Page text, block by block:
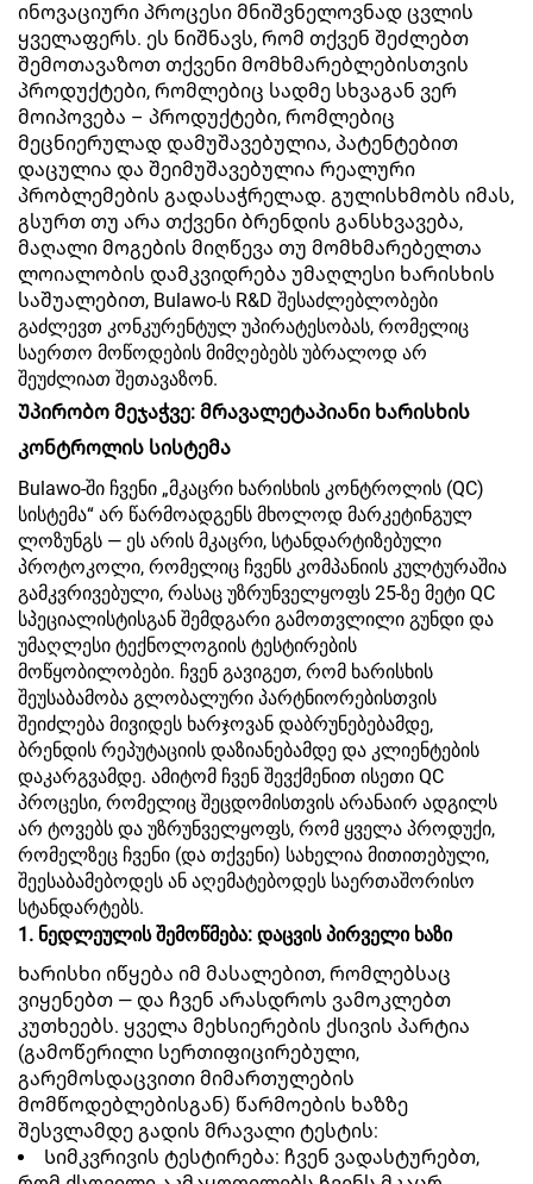
ინოვაციური პროცესი მნიშვნელოვნად ცვლის
ყველაფერს. ეს ნიშნავს, რომ თქვენ შეძლებთ
შემოთავაზოთ თქვენი მომხმარებლებისთვის
პროდუქტები, რომლებიც სადმე სხვაგან ვერ
მოიპოვება – პროდუქტები, რომლებიც
მეცნიერულად დამუშავებულია, პატენტებით
დაცულია და შეიმუშავებულია რეალური
პრობლემების გადასაჭრელად. გულისხმობს იმას,
გსურთ თუ არა თქვენი ბრენდის განსხვავება,
მაღალი მოგების მიღწევა თუ მომხმარებელთა
ლოიალობის დამკვიდრება უმაღლესი ხარისხის
საშუალებით, Bulawo-ს R&D შესაძლებლობები
გაძლევთ კონკურენტულ უპირატესობას, რომელიც
საერთო მოწოდების მიმღებებს უბრალოდ არ
შეუძლიათ შეთავაზონ.
Უპირობო მეჯაჭვე: მრავალეტაპიანი ხარისხის
კონტროლის სისტემა
Bulawo-ში ჩვენი „მკაცრი ხარისხის კონტროლის (QC)
სისტემა“ არ წარმოადგენს მხოლოდ მარკეტინგულ
ლოზუნგს — ეს არის მკაცრი, სტანდარტიზებული
პროტოკოლი, რომელიც ჩვენს კომპანიის კულტურაშია
გამკვრივებული, რასაც უზრუნველყოფს 25-ზე მეტი QC
სპეციალისტისგან შემდგარი გამოთვლილი გუნდი და
უმაღლესი ტექნოლოგიის ტესტირების
მოწყობილობები. ჩვენ გავიგეთ, რომ ხარისხის
შეუსაბამობა გლობალური პარტნიორებისთვის
შეიძლება მივიდეს ხარჯოვან დაბრუნებებამდე,
ბრენდის რეპუტაციის დაზიანებამდე და კლიენტების
დაკარგვამდე. ამიტომ ჩვენ შევქმენით ისეთი QC
პროცესი, რომელიც შეცდომისთვის არანაირ ადგილს
არ ტოვებს და უზრუნველყოფს, რომ ყველა პროდუქი,
რომელზეც ჩვენი (და თქვენი) სახელია მითითებული,
შეესაბამებოდეს ან აღემატებოდეს საერთაშორისო
სტანდარტებს.
1. ნედლეულის შემოწმება: დაცვის პირველი ხაზი
Ხარისხი იწყება იმ მასალებით, რომლებსაც
ვიყენებთ — და ჩვენ არასდროს ვამოკლებთ
კუთხეებს. ყველა მეხსიერების ქსივის პარტია
(გამოწერილი სერთიფიცირებული,
გარემოსდაცვითი მიმართულების
მომწოდებლებისგან) წარმოების ხაზზე
შესვლამდე გადის მრავალი ტესტის:
Სიმკვრივის ტესტირება: ჩვენ ვადასტურებთ,